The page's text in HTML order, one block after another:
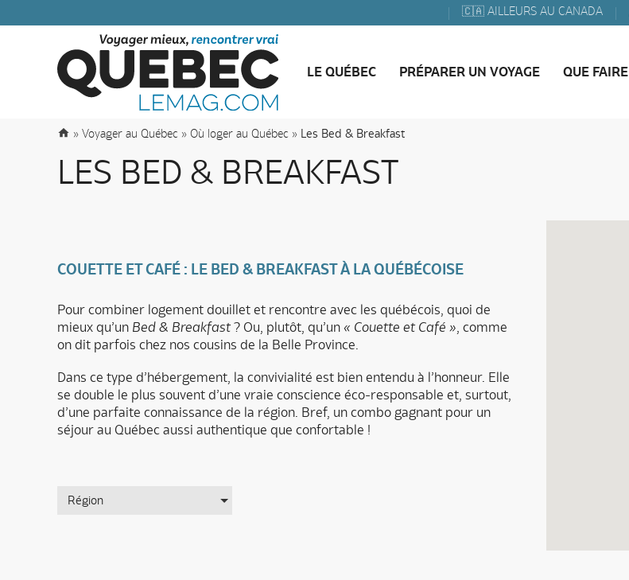
🇨🇦 AILLEURS AU CANADA
LE QUÉBEC PRÉPARER UN VOYAGE QUE FAIRE
» Voyager au Québec » Où loger au Québec » Les Bed & Breakfast
LES BED & BREAKFAST
COUETTE ET CAFÉ : LE BED & BREAKFAST À LA QUÉBÉCOISE
Pour combiner logement douillet et rencontre avec les québécois, quoi de
mieux qu’un Bed & Breakfast? Ou, plutôt, qu’un « Couette et Café », comme
on dit parfois chez nos cousins de la Belle Province.
Dans ce type d’hébergement, la convivialité est bien entendu à l’honneur. Elle
se double le plus souvent d’une vraie conscience éco-responsable et, surtout,
d’une parfaite connaissance de la région. Bref, un combo gagnant pour un
séjour au Québec aussi authentique que confortable !
Région